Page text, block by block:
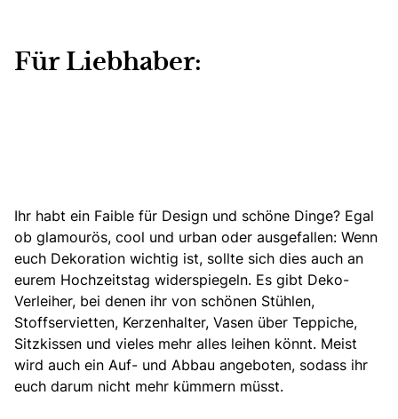
Für Liebhaber:
Ihr habt ein Faible für Design und schöne Dinge? Egal
ob glamourös, cool und urban oder ausgefallen: Wenn
euch Dekoration wichtig ist, sollte sich dies auch an
eurem Hochzeitstag widerspiegeln. Es gibt Deko-
Verleiher, bei denen ihr von schönen Stühlen,
Stoffservietten, Kerzenhalter, Vasen über Teppiche,
Sitzkissen und vieles mehr alles leihen könnt. Meist
wird auch ein Auf- und Abbau angeboten, sodass ihr
euch darum nicht mehr kümmern müsst.